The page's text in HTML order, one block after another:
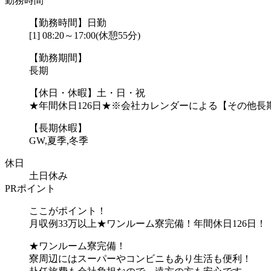
【勤務時間】日勤
[1] 08:20～17:00(休憩55分)
【勤務期間】
長期
【休日・休暇】土・日・祝
★年間休日126日★※会社カレンダーによる【その他長
【長期休暇】
GW,夏季,冬季
休日
土日休み
PRポイント
ここがポイント！
月収例33万以上★ワンルーム寮完備！年間休日126日！
★ワンルーム寮完備！
寮周辺にはスーパーやコンビニもあり生活も便利！